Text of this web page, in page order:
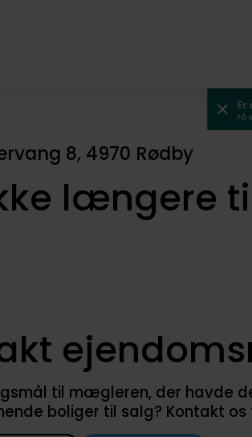
Få
8, 4970 Rødby
længere
til mægleren, der havde
boliger til salg? Kontakt